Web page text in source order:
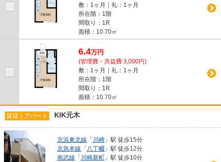
敷：1ヶ月｜礼：1ヶ月
所在階：1階
間取り：1R
面積：10.70㎡
6.4万円
(管理費・共益費 3,000円)
敷：1ヶ月｜礼：1ヶ月
所在階：1階
間取り：1R
面積：10.70㎡
賃貸｜アパート KIK元木
京浜東北線 「 川崎 」駅 徒歩15分
京急本線 「八丁畷 」駅 徒歩12分
南武線 「 川崎新町 」駅 徒歩10分